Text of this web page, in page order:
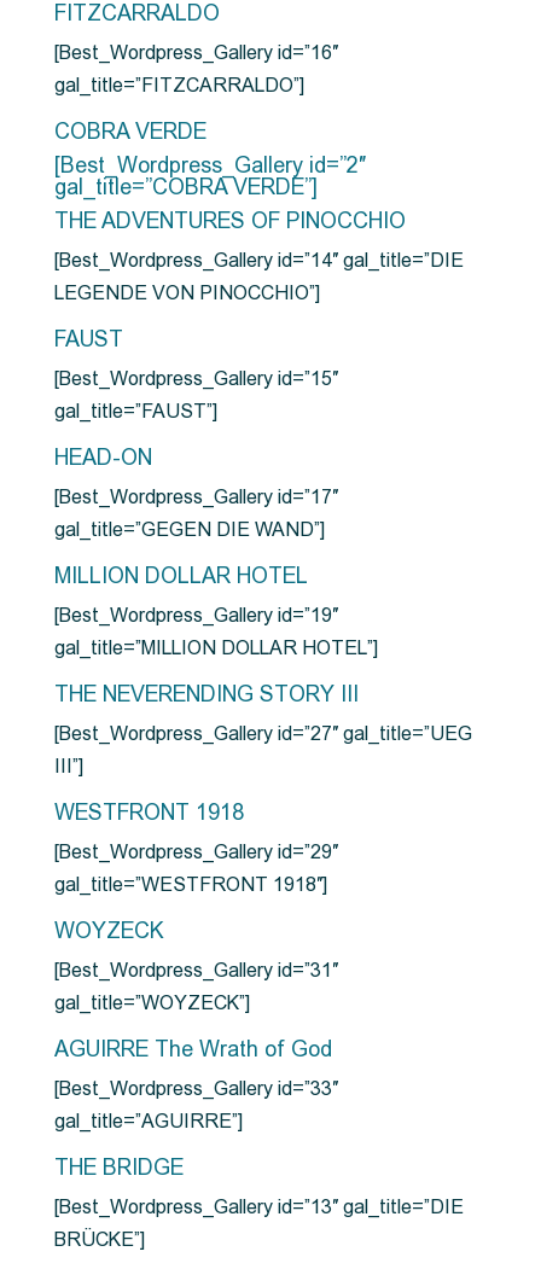
FITZCARRALDO
[Best_Wordpress_Gallery id=”16″
gal_title=”FITZCARRALDO”]
COBRA VERDE
[Best_Wordpress_Gallery id=”2″
gal_title=”COBRA VERDE”]
THE ADVENTURES OF PINOCCHIO
[Best_Wordpress_Gallery id=”14″ gal_title=”DIE
LEGENDE VON PINOCCHIO”]
FAUST
[Best_Wordpress_Gallery id=”15″
gal_title=”FAUST”]
HEAD-ON
[Best_Wordpress_Gallery id=”17″
gal_title=”GEGEN DIE WAND”]
MILLION DOLLAR HOTEL
[Best_Wordpress_Gallery id=”19″
gal_title=”MILLION DOLLAR HOTEL”]
THE NEVERENDING STORY III
[Best_Wordpress_Gallery id=”27″ gal_title=”UEG
III”]
WESTFRONT 1918
[Best_Wordpress_Gallery id=”29″
gal_title=”WESTFRONT 1918″]
WOYZECK
[Best_Wordpress_Gallery id=”31″
gal_title=”WOYZECK”]
AGUIRRE The Wrath of God
[Best_Wordpress_Gallery id=”33″
gal_title=”AGUIRRE”]
THE BRIDGE
[Best_Wordpress_Gallery id=”13″ gal_title=”DIE
BRÜCKE”]